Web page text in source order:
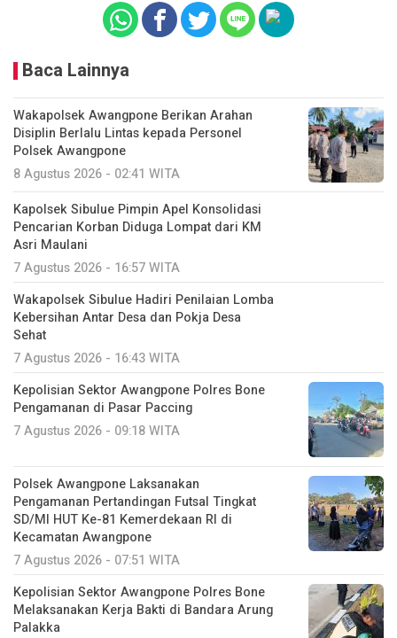
Baca Lainnya
‎Wakapolsek Awangpone Berikan Arahan
Disiplin Berlalu Lintas kepada Personel
Polsek Awangpone
8 Agustus 2026 - 02:41 WITA
Kapolsek Sibulue Pimpin Apel Konsolidasi
Pencarian Korban Diduga Lompat dari KM
Asri Maulani
7 Agustus 2026 - 16:57 WITA
Wakapolsek Sibulue Hadiri Penilaian Lomba
Kebersihan Antar Desa dan Pokja Desa
Sehat
7 Agustus 2026 - 16:43 WITA
Kepolisian Sektor Awangpone Polres Bone
Pengamanan di Pasar Paccing ‎
7 Agustus 2026 - 09:18 WITA
Polsek Awangpone Laksanakan
Pengamanan Pertandingan Futsal Tingkat
SD/MI HUT Ke-81 Kemerdekaan RI di
Kecamatan Awangpone
7 Agustus 2026 - 07:51 WITA
‎Kepolisian Sektor Awangpone Polres Bone
Melaksanakan Kerja Bakti di Bandara Arung
Palakka ‎